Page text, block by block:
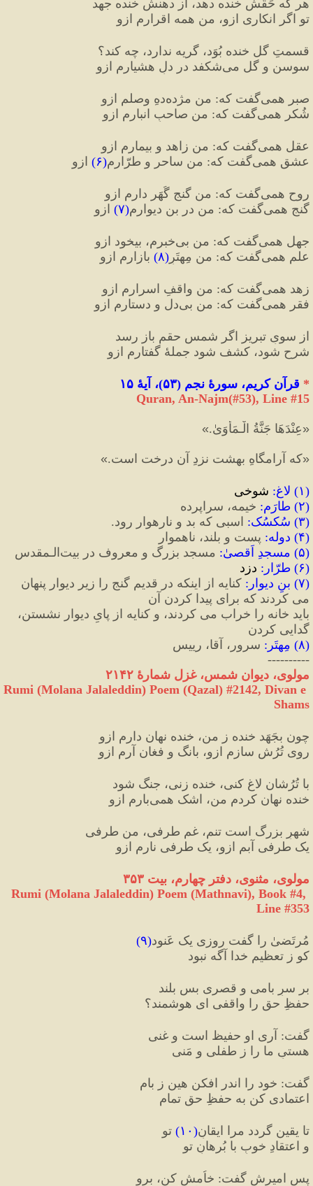
هر که حَقَش خنده دهد، از دهنش خنده جهد
تو اگر انکاری ازو، من همه اقرارم ازو
قسمتِ گل خنده بُوَد، گریه ندارد، چه کند؟
سوسن و گل می‌شکفد در دلِ هشیارم ازو
صبر همی‌گفت که : من مژده‌دهِ وصلم ازو
شُکر همی‌گفت که
: من صاحبِ انبارم ازو
عقل همی‌گفت که : من زاهد و بیمارم ازو
عشق همی‌گفت که
: من ساحر و طرّارم(۶) ازو
روح همی‌گفت که : من گنجِ گُهَر دارم ازو
گنج همی‌گفت که
: من در بنِ دیوارم(۷) ازو
جهل همی‌گفت که : من بی‌خبرم، بیخود ازو
علم همی‌گفت که
: من مِهتَرِ (۸) بازارم ازو
زهد همی‌گفت که : من واقفِ اسرارم ازو
فقر همی‌گفت که
: من بی‌دل و دستارم ازو
از سویِ تبریز اگر شمسِ حقم باز رسد
شرح شود، کشف شود جملهٔ گفتارم ازو
* قرآن کریم، سورهٔ نجم (۵۳)، آیهٔ ۱۵
Quran, An-Najm(#53), Line #15
«عِنْدَهَا جَنَّةُ الْـمَأْوَىٰ.»
«كه آرامگاهِ بهشت نزدِ آن درخت است.»
(۱) لاغ: شوخی
(۲) طارَم: خیمه، سراپرده
(۳) سُکسُک: اسبی که بد و نارهوار رود.
(۴) دوله‌: پست و بلند، ناهموار
(۵) مسجدِ اَقصیٰ: مسجد بزرگ و معروف در بیت‌الـمقدس
(۶) طرّار : دزد
(۷) بنِ دیوار :
می کردند که برای پیدا کردن آن
گدایی کردن
(۸) مِهتَر : سرور، آقا، رییس
----------
مولوی، دیوان شمس، غزل شمارهٔ ۲۱۴۲
Rumi (Molana Jalaleddin) Poem (Qazal) #2142, Divan e
Shams
چون بجَهَد خنده ز من، خنده نهان دارم ازو
روی تُرُش سازم ازو، بانگ و فغان آرم ازو
با تُرُشان لاغ کنی، خنده زنی، جنگ شود
خنده نهان کردم من، اشک همی‌بارم ازو
شهرِ بزرگ است تنم، غم طرفی، من طرفی
یک طرفی آبم ازو، یک طرفی نارم ازو
مولوی، مثنوی، دفتر چهارم، بیت ۳۵۳
Rumi (Molana Jalaleddin) Poem (Mathnavi), Book #4,
Line #353
مُرتَضیٰ را گفت روزی یک عَنود(۹)
کو ز تعظیمِ خدا آگه نبود
بر سرِ بامی و قصری بس بلند
حفظِ حق را واقفی ای هوشمند؟
گفت: آری او حفیظ است و غنی
هستیِ ما را ز طفلی و مَنی
گفت: خود را اندر افکن هین ز بام
اعتمادی کن به حفظِ حق تمام
تا یقین گردد مرا ایقانِ( ۱۰) تو
و اعتقادِ خوبِ با بُرهانِ تو
پس امیرش گفت: خاُمش کن، برو